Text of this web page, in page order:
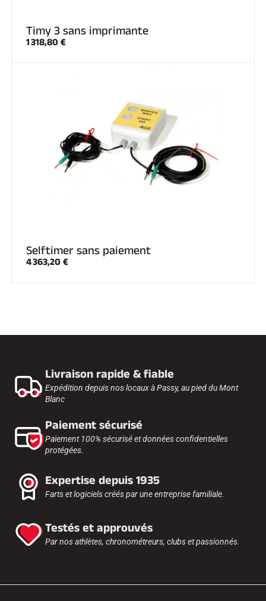
Timy 3 sans imprimante
1 318,80 €
Selftimer sans paiement
4 363,20 €
Livraison rapide & fiable
Expédition depuis nos locaux à Passy, au pied du Mont
Blanc
Paiement sécurisé
Paiement 100% sécurisé et données confidentielles
protégées.
Expertise depuis 1935
Farts et logiciels créés par une entreprise familiale.
Testés et approuvés
Par nos athlètes, chronométreurs, clubs et passionnés.